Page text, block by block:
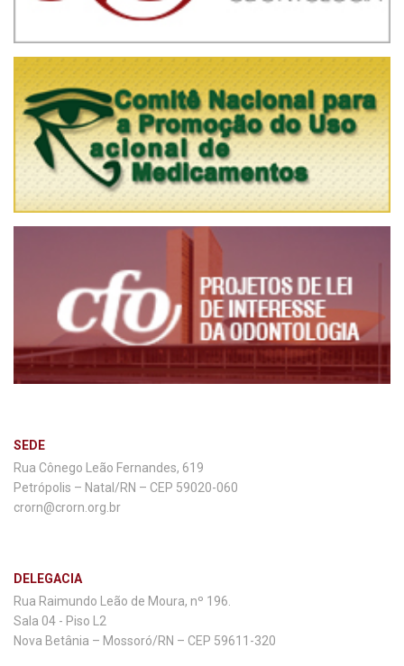
SEDE
Rua Cônego Leão Fernandes, 619
Petrópolis – Natal/RN – CEP 59020-060
crorn@crorn.org.br
DELEGACIA
Rua Raimundo Leão de Moura, nº 196.
Sala 04 - Piso L2
Nova Betânia – Mossoró/RN – CEP 59611-320